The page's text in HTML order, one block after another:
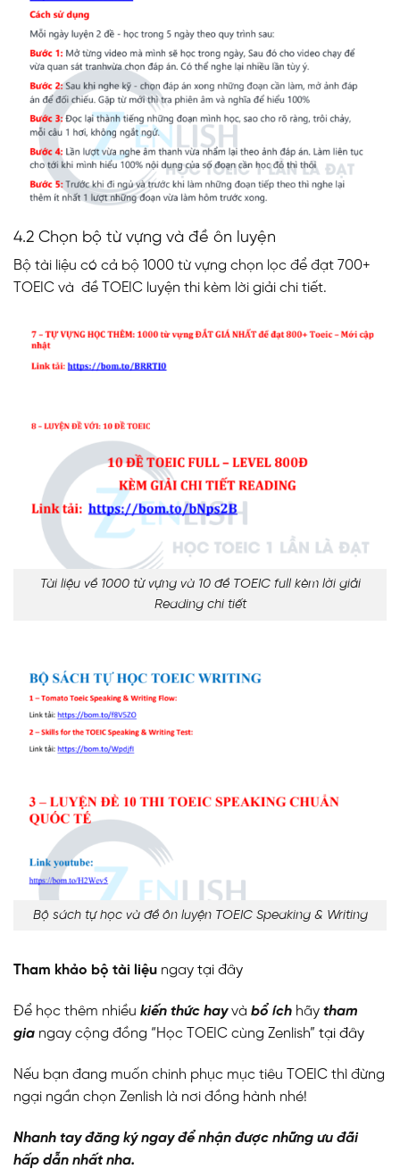
4.2 Chọn bộ từ vựng và đề ôn luyện
Bộ tài liệu có cả bộ 1000 từ vựng chọn lọc để đạt 700+
TOEIC và đề TOEIC luyện thi kèm lời giải chi tiết.
Tài liệu về 1000 từ vựng và 10 đề TOEIC full kèm lời giải
Reading chi tiết
Bộ sách tự học và đề ôn luyện TOEIC Speaking & Writing
Tham khảo bộ tài liệu ngay tại đây
Để học thêm nhiều kiến thức hayvà bổ ích hãy tham
gia ngay cộng đồng “Học TOEIC cùng Zenlish” tại đây
Nếu bạn đang muốn chinh phục mục tiêu TOEIC thì đừng
ngại ngần chọn Zenlish là nơi đồng hành nhé!
Nhanh tay đăng ký ngay để nhận được những ưu đãi
hấp dẫn nhất nha.